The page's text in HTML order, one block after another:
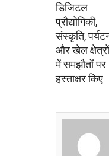
डिजिटल
प्रौद्योगिकी,
संस्कृति,
और खेल क्षेत्रों
में समझौतों पर
हस्ताक्षर किए